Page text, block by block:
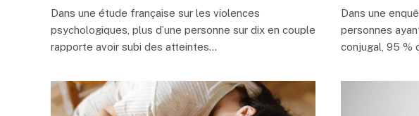
Dans une étude française sur les violences
psychologiques, plus d’une personne sur dix en couple
rapporte avoir subi des atteintes…
Dans une
personnes
conjugal, 95 %